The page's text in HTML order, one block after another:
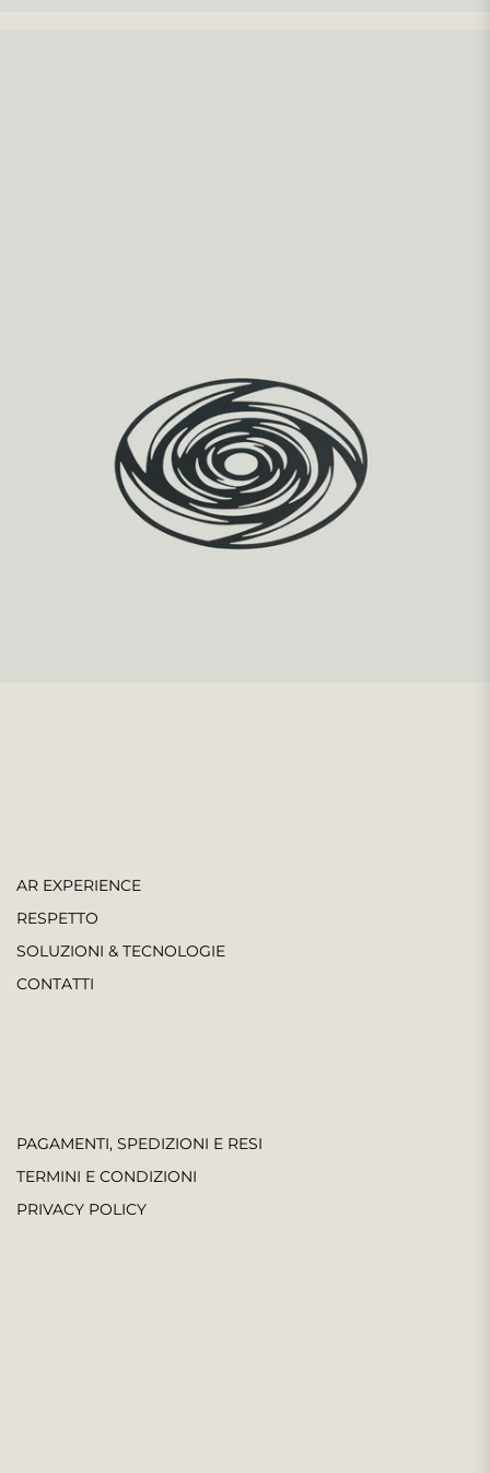
AR EXPERIENCE
RESPETTO
SOLUZIONI & TECNOLOGIE
CONTATTI
PAGAMENTI, SPEDIZIONI E RESI
TERMINI E CONDIZIONI
PRIVACY POLICY